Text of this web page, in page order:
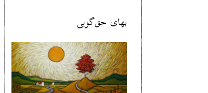
بهای حق‌گویی